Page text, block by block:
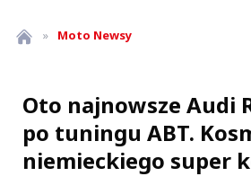
» Moto Newsy
Oto najnowsze Audi
po tuningu ABT.
niemieckiego super